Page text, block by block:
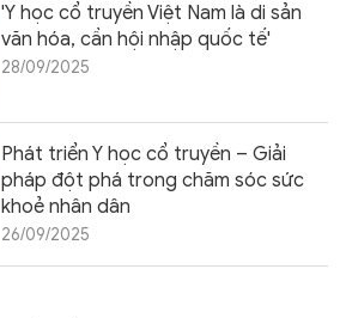
'Y học cổ truyền Việt Nam là di sản
văn hóa, cần hội nhập quốc tế'
28/09/2025
Phát triển Y học cổ truyền – Giải
pháp đột phá trong chăm sóc sức
khoẻ nhân dân
26/09/2025